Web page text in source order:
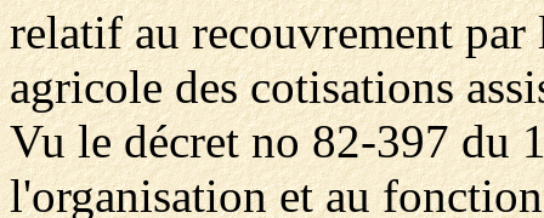
relatif au recouvrement par
agricole des cotisations
Vu le décret no 82-397 du
l'organisation et au